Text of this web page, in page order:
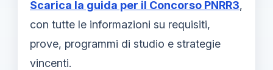
Scarica la guida per il Concorso PNRR3,
con tutte le informazioni su requisiti,
prove, programmi di studio e strategie
vincenti.